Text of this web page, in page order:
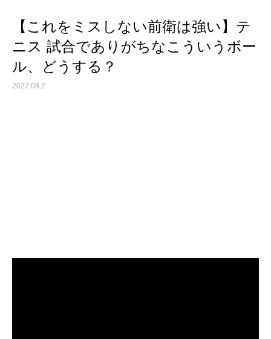
【これをミスしない前衛は強い】テ
ニス 試合でありがちなこういうボー
ル、どうする？
2022.08.2